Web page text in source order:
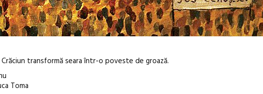
transformă seara într-o poveste de groază.
Toma